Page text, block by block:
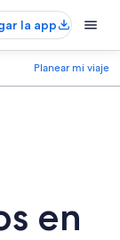
la app
Planear mi viaje
en